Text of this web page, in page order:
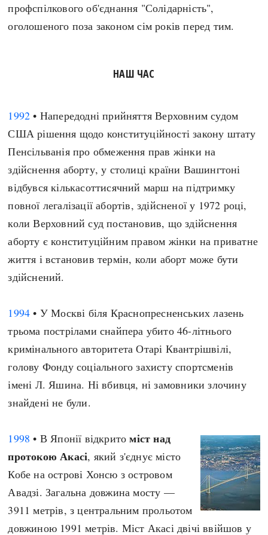
профспілкового об'єднання "Солідарність",
оголошеного поза законом сім років перед тим.
НАШ ЧАС
1992 • Напередодні прийняття Верховним судом
США рішення щодо конституційності закону штату
Пенсільванія про обмеження прав жінки на
здійснення аборту, у столиці країни Вашингтоні
відбувся кількасоттисячний марш на підтримку
повної легалізації абортів, здійсненої у 1972 році,
коли Верховний суд постановив, що здійснення
аборту є конституційним правом жінки на приватне
життя і встановив термін, коли аборт може бути
здійснений.
1994 • У Москві біля Краснопресненських лазень
трьома пострілами снайпера убито 46-літнього
кримінального авторитета Отарі Квантрішвілі,
голову Фонду соціального захисту спортсменів
імені Л. Яшина. Ні вбивця, ні замовники злочину
знайдені не були.
1998 • В Японії відкритоміст над
протокою Акасі, який з'єднує місто
Кобе на острові Хонсю з островом
Авадзі. Загальна довжина мосту —
3911 метрів, з центральним прольотом
довжиною 1991 метрів. Міст Акасі двічі ввійшов у